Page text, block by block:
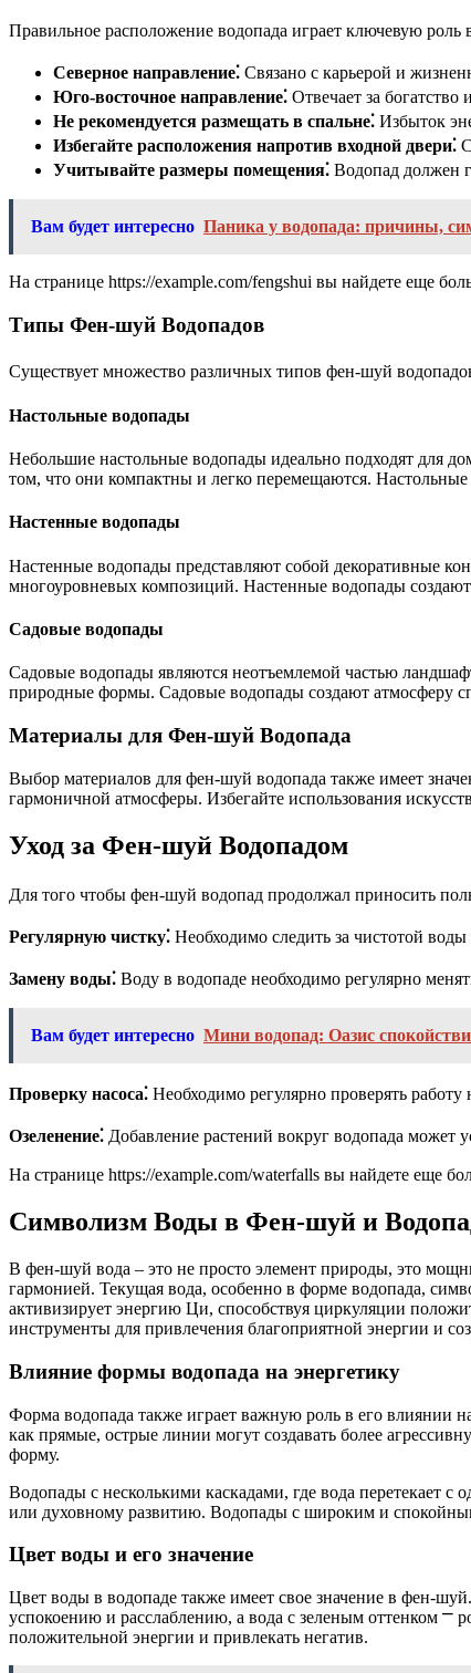
Правильное расположение водопада играет ключевую
Северное направление⁚ Связано с карьерой и
Юго-восточное направление⁚ Отвечает за
Не рекомендуется размещать в спальне⁚ Избыток
Избегайте расположения напротив входной двери⁚
Учитывайте размеры помещения⁚ Водопад должен
Вам будет интересно Паника у водопада: причины,
На странице https://example.com/fengshui вы найдете еще
Типы Фен-шуй Водопадов
Существует множество различных типов фен-шуй
Настольные водопады
Небольшие настольные водопады идеально подходят для
том, что они компактны и легко перемещаются.
Настенные водопады
Настенные водопады представляют собой декоративные
многоуровневых композиций. Настенные водопады
Садовые водопады
Садовые водопады являются неотъемлемой частью
природные формы. Садовые водопады создают атмосферу
Материалы для Фен-шуй Водопада
Выбор материалов для фен-шуй водопада также имеет
гармоничной атмосферы. Избегайте использования
Уход за Фен-шуй Водопадом
Для того чтобы фен-шуй водопад продолжал приносить
Регулярную чистку⁚ Необходимо следить за чистотой
Замену воды⁚ Воду в водопаде необходимо регулярно
Вам будет интересно Мини водопад: Оазис
Проверку насоса⁚ Необходимо регулярно проверять
Озеленение⁚ Добавление растений вокруг водопада может
На странице https://example.com/waterfalls вы найдете еще
Символизм Воды в Фен-шуй и
В фен-шуй вода – это не просто элемент природы, это
гармонией. Текущая вода, особенно в форме водопада,
активизирует энергию Ци, способствуя циркуляции
инструменты для привлечения благоприятной энергии и
Влияние формы водопада на энергетику
Форма водопада также играет важную роль в его влиянии
как прямые, острые линии могут создавать более
форму.
Водопады с несколькими каскадами, где вода перетекает с
или духовному развитию. Водопады с широким и
Цвет воды и его значение
Цвет воды в водопаде также имеет свое значение в фен-
успокоению и расслаблению, а вода с зеленым оттенком ⎻
положительной энергии и привлекать негатив.